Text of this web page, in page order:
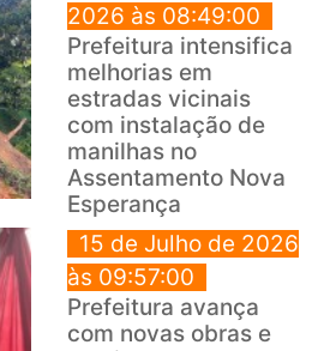
2026 às 08:49:00
Prefeitura intensifica
melhorias em
estradas vicinais
com instalação de
manilhas no
Assentamento Nova
Esperança
15 de Julho de 2026
às 09:57:00
Prefeitura avança
com novas obras e